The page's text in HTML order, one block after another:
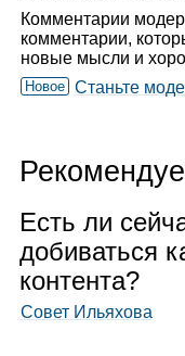
Комментарии
комментарии,
новые мысли и
Новое Станьте
Есть ли
доби­ваться
кон­тента?
Совет Ильяхова